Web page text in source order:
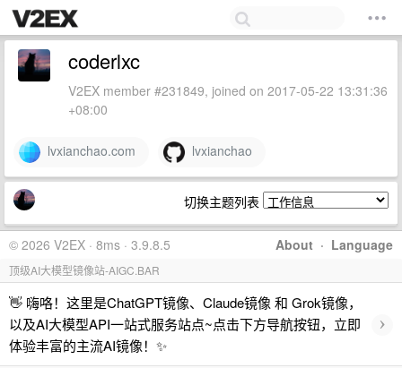
coderlxc
V2EX member #231849, joined on 2017-05-22 13:31:36
+08:00
lvxianchao.com lvxianchao
切换主题列表
About · Language
© 2026 V2EX · 8ms · 3.9.8.5
顶级AI大模型镜像站-AIGC.BAR
👋 嗨咯！这里是ChatGPT镜像、Claude镜像 和 Grok镜像，
以及AI大模型API一站式服务站点~点击下方导航按钮，立即
体验丰富的主流AI镜像！✨
›